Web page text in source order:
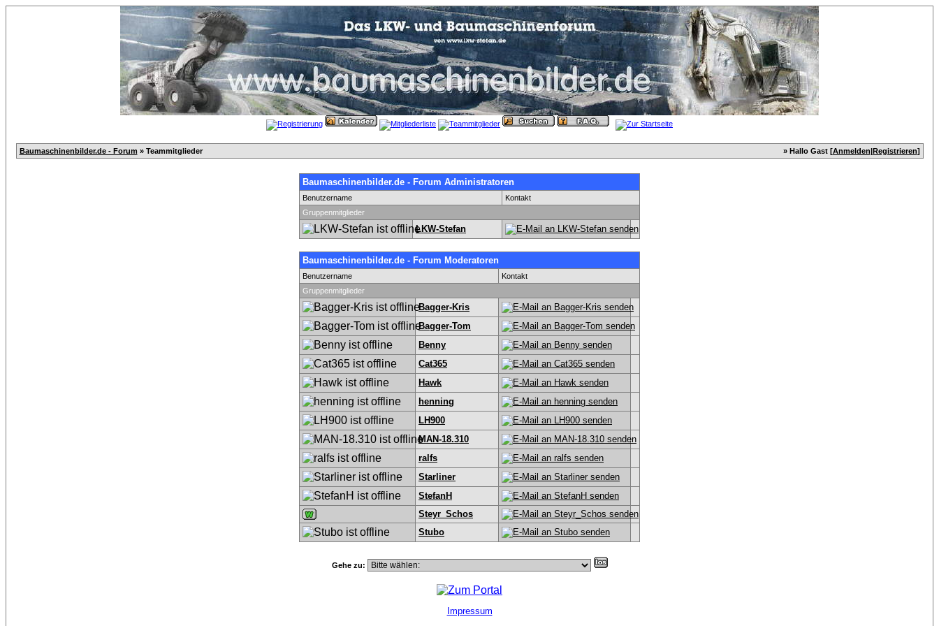
Baumaschinenbilder.de - Forum » Teammitglieder » Hallo Gast [Anmelden|Registrieren]
Baumaschinenbilder.de - Forum Administratoren
Benutzername
Kontakt
Gruppenmitglieder
LKW-Stefan
Baumaschinenbilder.de - Forum Moderatoren
Benutzername
Kontakt
Gruppenmitglieder
Bagger-Kris
Bagger-Tom
Benny
Cat365
Hawk
henning
LH900
MAN-18.310
ralfs
Starliner
StefanH
Steyr_Schos
Stubo
Gehe zu:
Impressum